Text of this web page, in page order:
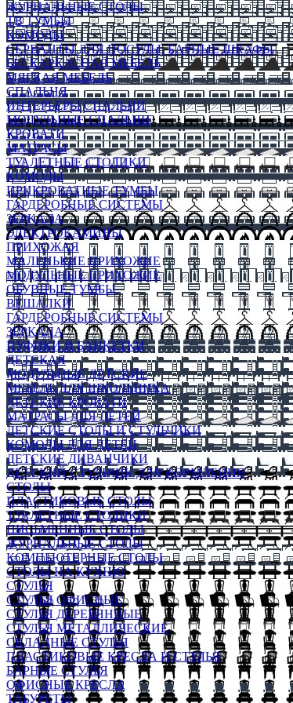
ЖУРНАЛЬНЫЕ СТОЛЫ
ТВ ТУМБЫ
КОМОДЫ
СЕРВАНТЫ ДЛЯ ПОСУДЫ, БАРНЫЕ ШКАФЫ
БЕСКАРКАСНАЯ МЕБЕЛЬ
МЯГКАЯ МЕБЕЛЬ
СПАЛЬНЯ
ИНТЕРЬЕРЫ СПАЛЬНИ
МОДУЛЬНЫЕ СПАЛЬНИ
КРОВАТИ
МАТРАСЫ
ТУАЛЕТНЫЕ СТОЛИКИ
КОМОДЫ
ПРИКРОВАТНЫЕ ТУМБЫ
ГАРДЕРОБНЫЕ СИСТЕМЫ
ЗЕРКАЛА
ЭЛЕКТРОКАМИНЫ
ПРИХОЖАЯ
МАЛЕНЬКИЕ ПРИХОЖИЕ
МОДУЛЬНЫЕ ПРИХОЖИЕ
ОБУВНЫЕ ТУМБЫ
ВЕШАЛКИ
ГАРДЕРОБНЫЕ СИСТЕМЫ
ЗЕРКАЛА
ПУФИКИ И БАНКЕТКИ
ДЕТСКАЯ
МОДУЛЬНЫЕ ДЕТСКИЕ
МЕБЕЛЬ ДЛЯ ШКОЛЬНИКА
ДЕТСКИЕ КРОВАТИ
МАТРАСЫ ДЛЯ ДЕТЕЙ
ДЕТСКИЕ СТОЛЫ И СТУЛЬЧИКИ
КОМОДЫ ДЛЯ ДЕТЕЙ
ДЕТСКИЕ ДИВАНЧИКИ
ДЕТСКИЙ СТУЛЬЧИК ДЛЯ КОРМЛЕНИЯ
СТОЛЫ
ПЛАСТИКОВЫЕ СТОЛЫ
ТУАЛЕТНЫЕ СТОЛИКИ
ПИСЬМЕННЫЕ СТОЛЫ
ЖУРНАЛЬНЫЕ СТОЛЫ
КОМПЬЮТЕРНЫЕ СТОЛЫ
СТОЛЫ НА КУХНЮ
СТУЛЬЯ
СТУЛЬЯ ОФИСНЫЕ
СТУЛЬЯ ДЕРЕВЯННЫЕ
СТУЛЬЯ МЕТАЛЛИЧЕСКИЕ
СКЛАДНЫЕ СТУЛЬЯ
ПЛАСТИКОВЫЕ КРЕСЛА И СТУЛЬЯ
БАРНЫЕ СТУЛЬЯ
ОФИСНЫЕ КРЕСЛА
ТАБУРЕТЫ